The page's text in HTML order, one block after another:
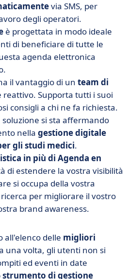
via SMS, per
degli operatori.
è progettata in modo ideale
di beneficiare di tutte le
agenda elettronica
il vantaggio di un team di
reattivo. Supporta tutti i suoi
consigli a chi ne fa richiesta.
si sta affermando
nella gestione digitale
gli studi medici.
in più di Agenda en
di estendere la vostra visibilità
si occupa della vostra
per migliorare il vostro
brand awareness.
all'elenco delle migliori
una volta, gli utenti non si
ed eventi in date
strumento di gestione